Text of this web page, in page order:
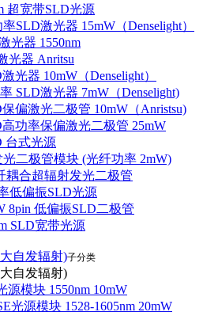
超宽带SLD光源
SLD激光器 15mW（Denselight）
光器 1550nm
光器 Anritsu
光器 10mW（Denselight）
SLD激光器 7mW（Denselight)
保偏激光二极管 10mW（Anristsu)
高功率保偏激光二极管 25mW
台式光源
光二极管模块 (光纤功率 2mW)
耦合超辐射发光二极管
低偏振SLD光源
8pin 低偏振SLD二极管
SLD宽带光源
自发辐射)子分类
自发辐射)
源模块 1550nm 10mW
光源模块 1528-1605nm 20mW